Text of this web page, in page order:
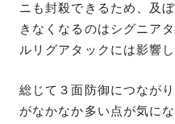
ニも封殺できるため、及
きなくなるのはシグニア
ルリグアタックには影響
総じて３面防御につなが
がなかなか多い点が気に